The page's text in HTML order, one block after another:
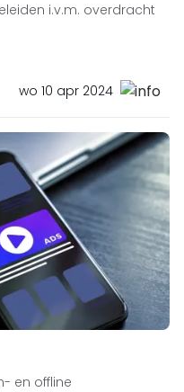
i.v.m. overdracht
wo 10 apr 2024
en offline